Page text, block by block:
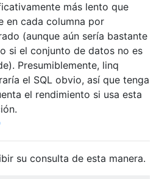
más lento que
en cada columna por
(aunque aún sería bastante
si el conjunto de datos no es
Presumiblemente, linq
el SQL obvio, así que tenga
el rendimiento si usa esta
su consulta de esta manera.